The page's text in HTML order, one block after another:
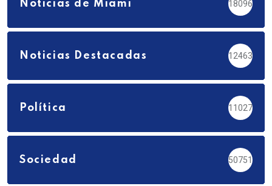
Noticias de Miami 18096
Noticias Destacadas 12463
Política 11027
Sociedad 50751